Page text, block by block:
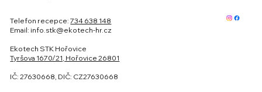
Telefon recepce:734 638 148
Email:info.stk@ekotech-hr.cz
Ekotech STK Hořovice
Tyršova 1670/21, Hořovice 26801
IČ: 27630668, DIČ: CZ27630668